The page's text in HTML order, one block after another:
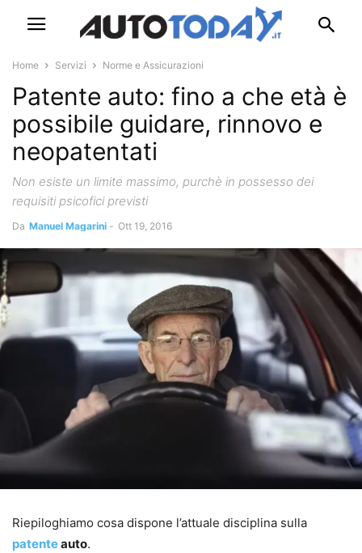
Home Servizi Norme e Assicurazioni
Patente auto: fino a che età è
possibile guidare, rinnovo e
neopatentati
Non esiste un limite massimo, purchè in possesso dei
requisiti psicofici previsti
Da Manuel Magarini - Ott 19, 2016
Riepiloghiamo cosa dispone l’attuale disciplina sulla
patenteauto.